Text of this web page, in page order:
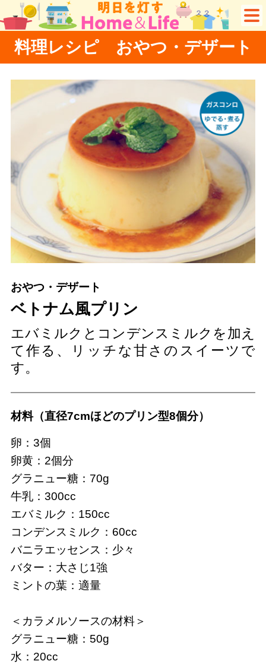
料理レシピ おやつ・デザート
おやつ・デザート
ベトナム風プリン
エバミルクとコンデンスミルクを加え
て作る、リッチな甘さのスイーツで
す。
材料（直径7cmほどのプリン型8個分）
卵：3個
卵黄：2個分
グラニュー糖：70g
牛乳：300cc
エバミルク：150cc
コンデンスミルク：60cc
バニラエッセンス：少々
バター：大さじ1強
ミントの葉：適量
＜カラメルソースの材料＞
グラニュー糖：50g
水：20cc